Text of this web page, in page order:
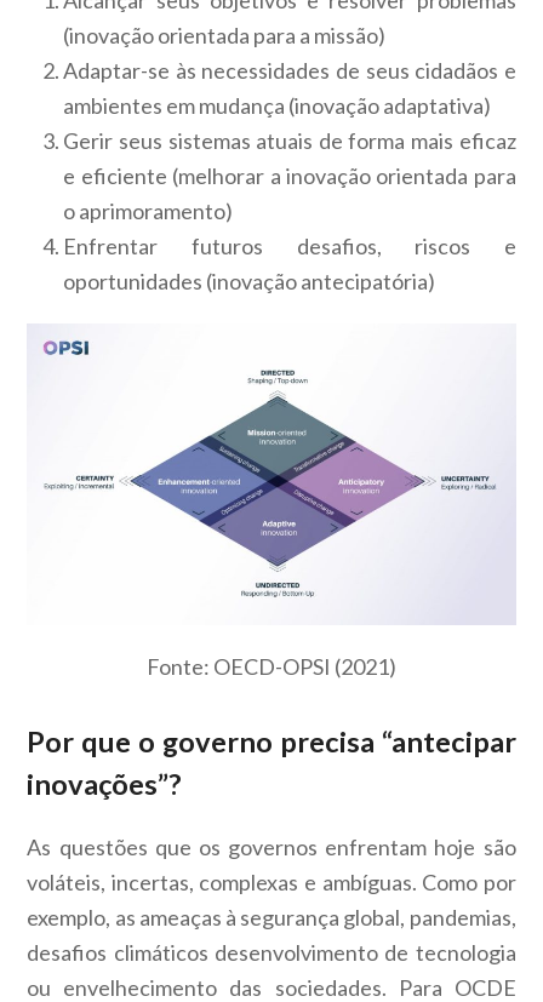
(inovação orientada para a missão)
Adaptar-se às necessidades de seus cidadãos e
ambientes em mudança (inovação adaptativa)
Gerir seus sistemas atuais de forma mais eficaz
e eficiente (melhorar a inovação orientada para
o aprimoramento)
Enfrentar futuros desafios, riscos e
oportunidades (inovação antecipatória)
Fonte: OECD-OPSI (2021)
Por que o governo precisa “antecipar
inovações”?
As questões que os governos enfrentam hoje são
voláteis, incertas, complexas e ambíguas. Como por
exemplo, as ameaças à segurança global, pandemias,
desafios climáticos desenvolvimento de tecnologia
ou envelhecimento das sociedades. Para OCDE